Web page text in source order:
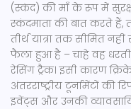
(स्कंद) की माँ के रूप में
स्कंदमाताकी बात करते हैं,
तीर्थ यात्रा तक सीमित
फैला हुआ है – चाहे वह
रेसिंग ट्रैक। इसी कारण
अंतरराष्ट्रीय टूर्नामेंटों की
इवेंट्स और उनकी